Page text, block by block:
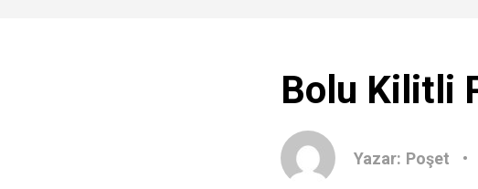
Bolu Kilitli
Yazar: Poşet